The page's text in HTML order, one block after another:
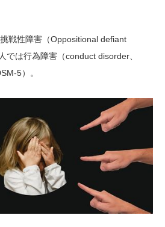
戦性障害（Oppositional defiant
では行為障害（conduct disorder、
5）。